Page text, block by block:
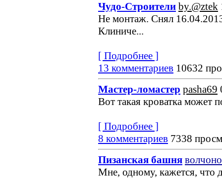
Чудо-Строители by.@ztek
Не монтаж. Снял
Клиниче...
[ Подробнее ]
13 комментариев 10632
Мастер-ломастер pasha69
Вот такая кроватка может
[ Подробнее ]
8 комментариев 7338
Пизанская башня
Мне, одному, кажется, что